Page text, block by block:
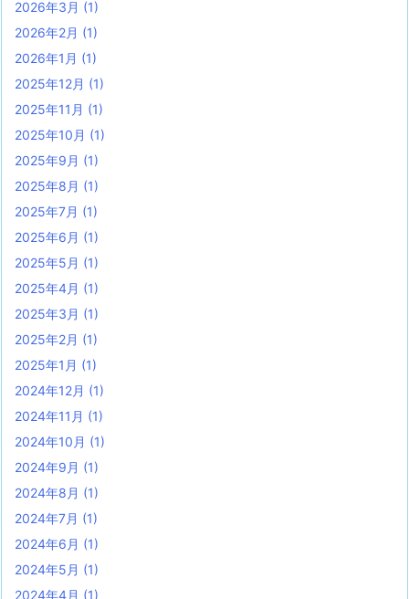
2026年3月 (1)
2026年2月 (1)
2026年1月 (1)
2025年12月 (1)
2025年11月 (1)
2025年10月 (1)
2025年9月 (1)
2025年8月 (1)
2025年7月 (1)
2025年6月 (1)
2025年5月 (1)
2025年4月 (1)
2025年3月 (1)
2025年2月 (1)
2025年1月 (1)
2024年12月 (1)
2024年11月 (1)
2024年10月 (1)
2024年9月 (1)
2024年8月 (1)
2024年7月 (1)
2024年6月 (1)
2024年5月 (1)
2024年4月 (1)